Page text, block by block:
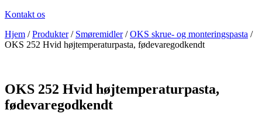
Kontakt os
Hjem /Produkter/ Smøremidler/OKS skrue- og monteringspasta /
OKS 252 Hvid højtemperaturpasta, fødevaregodkendt
OKS 252 Hvid højtemperaturpasta,
fødevaregodkendt